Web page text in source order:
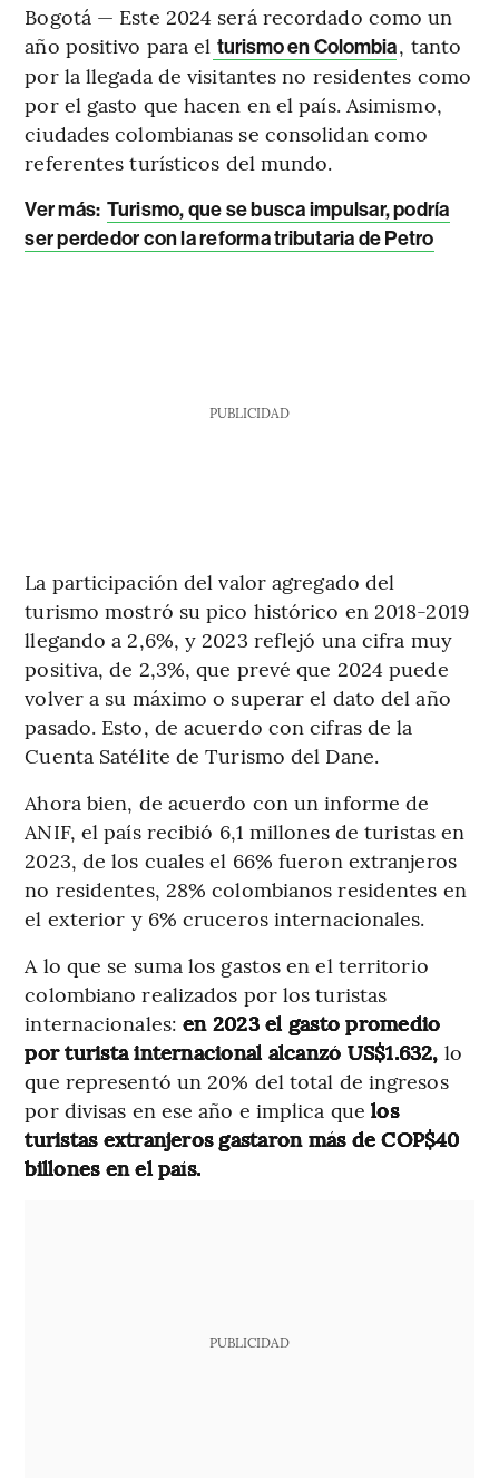
Bogotá — Este 2024 será recordado como un
año positivo para el turismo en Colombia, tanto
por la llegada de visitantes no residentes como
por el gasto que hacen en el país. Asimismo,
ciudades colombianas se consolidan como
referentes turísticos del mundo.
Ver más: Turismo, que se busca impulsar, podría
ser perdedor con la reforma tributaria de Petro
PUBLICIDAD
La participación del valor agregado del
turismo mostró su pico histórico en 2018-2019
llegando a 2,6%, y 2023 reflejó una cifra muy
positiva, de 2,3%, que prevé que 2024 puede
volver a su máximo o superar el dato del año
pasado. Esto, de acuerdo con cifras de la
Cuenta Satélite de Turismo del Dane.
Ahora bien, de acuerdo con un informe de
ANIF, el país recibió 6,1 millones de turistas en
2023, de los cuales el 66% fueron extranjeros
no residentes, 28% colombianos residentes en
el exterior y 6% cruceros internacionales.
A lo que se suma los gastos en el territorio
colombiano realizados por los turistas
internacionales: en 2023 el gasto promedio
por turista internacional alcanzó US$1.632, lo
que representó un 20% del total de ingresos
por divisas en ese año e implica quelos
turistas extranjeros gastaron más de COP$40
billones en el país.
PUBLICIDAD